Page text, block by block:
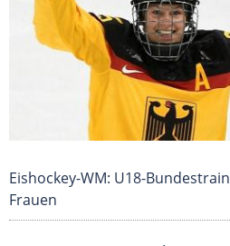
Eishockey-WM: U18-
Frauen